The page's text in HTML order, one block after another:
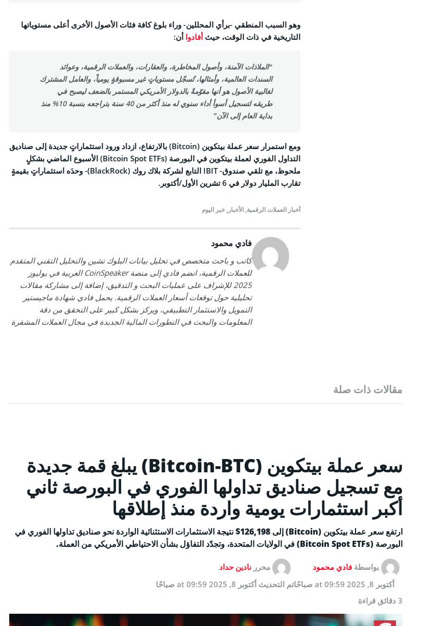
وهو السبب المنطقي -برأي المحللين- وراء بلوغ كافة فئات الأصول الأخرى أعلى مستوياتها
التاريخية في ذات الوقت، حيث أفادوا أن:
“الملاذات الآمنة، وأصول المخاطرة، والعقارات، والعملات الرقمية، وعوائد
السندات العالمية، وأمثالها، تُسجّل مستوياتٍ غير مسبوقةٍ يومياً، والعامل المشترك
لغالبية الأصول هو أنها مقوّمةٌ بالدولار الأمريكي المستمر بالضعف ليصبح في
طريقه لتسجيل أسوأ أداء سنوي له منذ أكثر من 40 سنة بتراجعه بنسبة 10% منذ
بداية العام إلى الآن”
ومع استمرار سعر عملة بيتكوين (Bitcoin) بالارتفاع، ازداد ورود استثماراتٍ جديدة إلى صناديق
التداول الفوري لعملة بيتكوين في البورصة (Bitcoin Spot ETFs) الأسبوع الماضي بشكلٍ
ملحوظ، مع تلقي صندوق- IBIT التابع لشركة بلاك روك (BlackRock)- وحدَه استثماراتٍ بقيمةٍ
تقارب المليار دولار في 6 تشرين الأول/أكتوبر.
أخبار العملات الرقمية, الأخبار, خبر اليوم
فادي محمود
كاتب و باحث متخصص في تحليل بيانات البلوك تشين والتحليل التقني المتقدم
للعملات الرقمية، انضم فادي إلى منصة CoinSpeaker العربية في يوليوز
2025 للإشراف على عمليات البحث و التدقيق، إضافة إلى مشاركة مقالات
تحليلية حول توقعات أسعار العملات الرقمية. يحمل فادي شهادة ماجيستير
التمويل والاستثمار التطبيقي، ويركز بشكل كبير على التحقق من دقة
المعلومات والبحث في التطورات المالية الجديدة في مجال العملات المشفرة
مقالات ذات صلة
سعر عملة بيتكوين (Bitcoin-BTC) يبلغ قمة جديدة
مع تسجيل صناديق تداولها الفوري في البورصة ثاني
أكبر استثمارات يومية واردة منذ إطلاقها
ارتفع سعر عملة بيتكوين (Bitcoin) إلى 126,198$ نتيجة الاستثمارات الاستثنائية الواردة نحو صناديق تداولها الفوري في
البورصة (Bitcoin Spot ETFs) في الولايات المتحدة، وتجدّد التفاؤل بشأن الاحتياطي الأمريكي من العملة.
بواسطة فادي محمود محرر نادين حداد
أكتوبر 8, 2025 at 09:59 صباحًا
تم التحديث أكتوبر 8, 2025 at 09:59 صباحًا
3 دقائق قراءة